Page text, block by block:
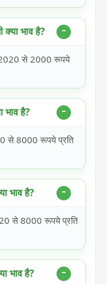
भाव है?
2020 से 2000 रूपये
है?
से 8000 रूपये प्रति
भाव है?
से 8000 रूपये प्रति
भाव है?